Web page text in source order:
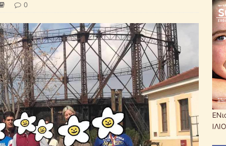
0